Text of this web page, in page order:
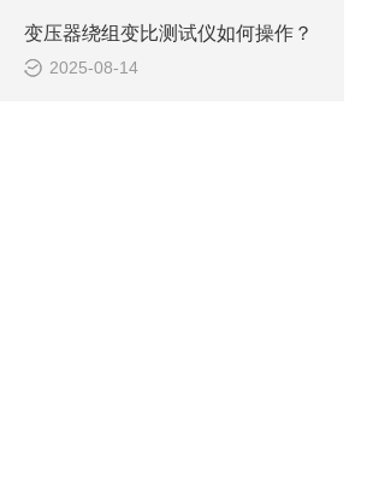
变压器绕组变比测试仪如何操作？
2025-08-14